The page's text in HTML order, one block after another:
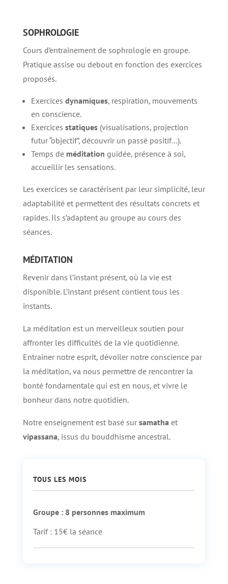
SOPHROLOGIE
Cours d’entraînement de sophrologie en groupe.
Pratique assise ou debout en fonction des exercices
proposés.
Exercices dynamiques, respiration, mouvements
en conscience.
Exercices statiques(visualisations, projection
futur “objectif”, découvrir un passé positif…).
Temps de méditation guidée, présence à soi,
accueillir les sensations.
Les exercices se caractérisent par leur simplicité, leur
adaptabilité et permettent des résultats concrets et
rapides. Ils s’adaptent au groupe au cours des
séances.
MÉDITATION
Revenir dans l’instant présent, où la vie est
disponible. L’instant présent contient tous les
instants.
La méditation est un merveilleux soutien pour
affronter les difficultés de la vie quotidienne.
Entrainer notre esprit, dévoiler notre conscience par
la méditation, va nous permettre de rencontrer la
bonté fondamentale qui est en nous, et vivre le
bonheur dans notre quotidien.
Notre enseignement est basé sur samathaet
vipassana, issus du bouddhisme ancestral.
TOUS LES MOIS
Groupe : 8 personnes maximum
Tarif : 15€ la séance